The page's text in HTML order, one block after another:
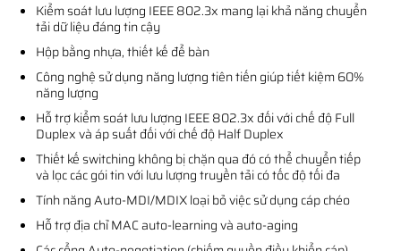
Kiểm soát lưu lượng IEEE 802.3x mang lại khả năng chuyển
tải dữ liệu đáng tin cậy
Hộp bằng nhựa, thiết kế để bàn
Công nghệ sử dụng năng lượng tiên tiến giúp tiết kiệm 60%
năng lượng
Hỗ trợ kiểm soát lưu lượng IEEE 802.3x đối với chế độ Full
Duplex và áp suất đối với chế độ Half Duplex
Thiết kế switching không bị chặn qua đó có thể chuyển tiếp
và lọc các gói tin với lưu lượng truyền tải có tốc độ tối đa
Tính năng Auto-MDI/MDIX loại bỏ việc sử dụng cáp chéo
Hỗ trợ địa chỉ MAC auto-learning và auto-aging